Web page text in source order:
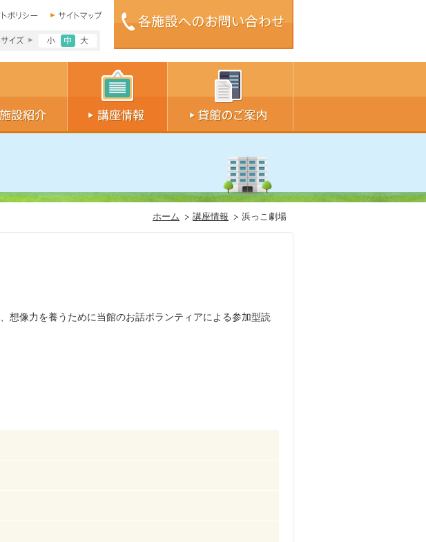
文字サイズ小
文字サイズ中
ホーム 講座情報 浜っこ劇場
想像力を養うために当館のお話ボランティアによる参加型読